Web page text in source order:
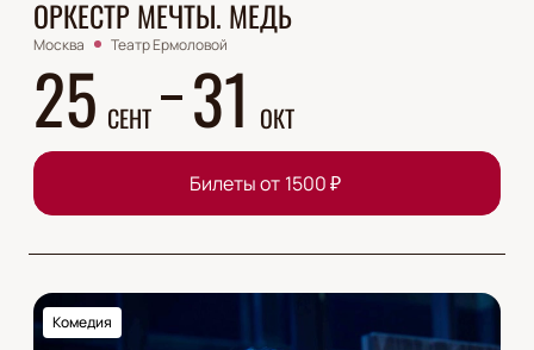
ОРКЕСТР МЕЧТЫ. МЕДЬ
Москва Театр Ермоловой
25 СЕНТ 31 ОКТ
Билеты от 1500₽
Комедия